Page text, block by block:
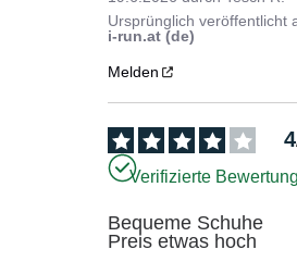
Ursprünglich veröffentlicht
i-run.at (de)
Melden
4
Verifizierte
Bequeme Schuhe
Preis etwas hoch